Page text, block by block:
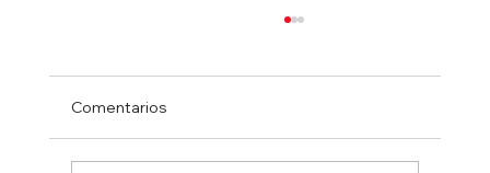
Comentarios